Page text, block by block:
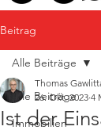
Beitrag
Alle Beiträge
Immobilien
Alle Beiträge
Ist der
Thomas
26. Okt. 2023 4